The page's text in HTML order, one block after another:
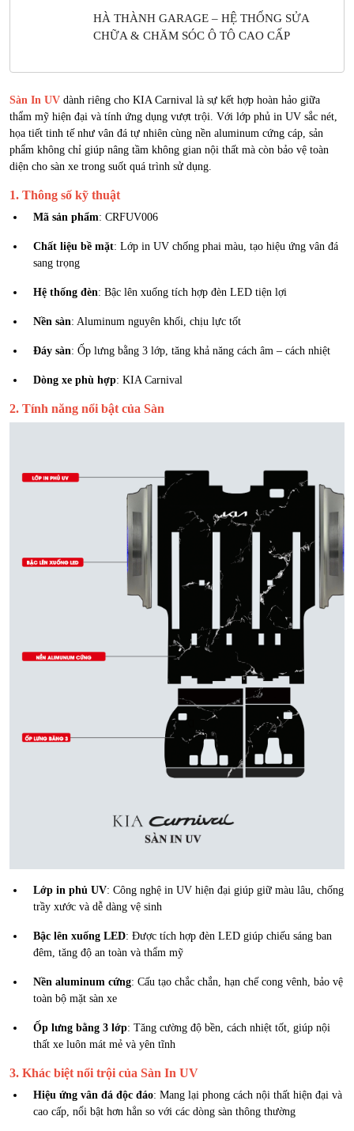
HÀ THÀNH GARAGE – HỆ THỐNG SỬA
CHỮA & CHĂM SÓC Ô TÔ CAO CẤP
Sàn In UV dành riêng cho KIA Carnival là sự kết hợp hoàn hảo giữa
thẩm mỹ hiện đại và tính ứng dụng vượt trội. Với lớp phủ in UV sắc nét,
họa tiết tinh tế như vân đá tự nhiên cùng nền aluminum cứng cáp, sản
phẩm không chỉ giúp nâng tầm không gian nội thất mà còn bảo vệ toàn
diện cho sàn xe trong suốt quá trình sử dụng.
1. Thông số kỹ thuật
Mã sản phẩm: CRFUV006
Chất liệu bề mặt: Lớp in UV chống phai màu, tạo hiệu ứng vân đá
sang trọng
Hệ thống đèn: Bậc lên xuống tích hợp đèn LED tiện lợi
Nền sàn: Aluminum nguyên khối, chịu lực tốt
Đáy sàn: Ốp lưng bằng 3 lớp, tăng khả năng cách âm – cách nhiệt
Dòng xe phù hợp: KIA Carnival
2. Tính năng nổi bật của Sàn
Lớp in phủ UV: Công nghệ in UV hiện đại giúp giữ màu lâu, chống
trầy xước và dễ dàng vệ sinh
Bậc lên xuống LED: Được tích hợp đèn LED giúp chiếu sáng ban
đêm, tăng độ an toàn và thẩm mỹ
Nền aluminum cứng: Cấu tạo chắc chắn, hạn chế cong vênh, bảo vệ
toàn bộ mặt sàn xe
Ốp lưng bằng 3 lớp: Tăng cường độ bền, cách nhiệt tốt, giúp nội
thất xe luôn mát mẻ và yên tĩnh
3. Khác biệt nổi trội của Sàn In UV
Hiệu ứng vân đá độc đáo: Mang lại phong cách nội thất hiện đại và
cao cấp, nổi bật hơn hẳn so với các dòng sàn thông thường